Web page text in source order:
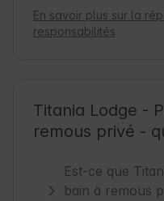
En savoir plus sur la
responsabilités
Titania Lodge -
remous privé -
Est-ce que
bain à remous